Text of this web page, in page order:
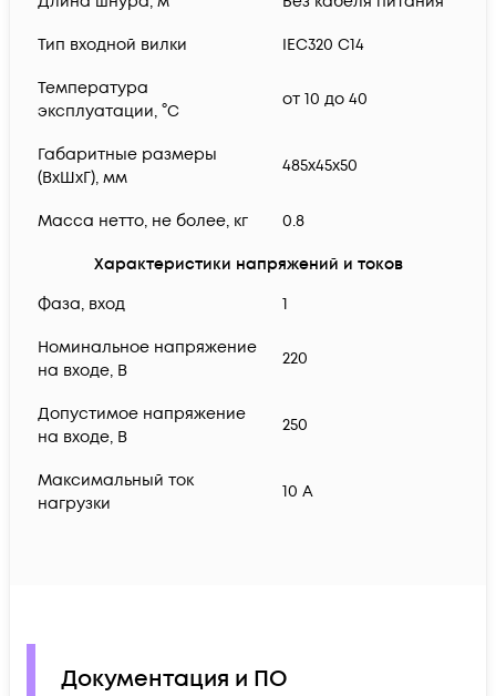
Тип входной вилки IEC320 C14
Температура
эксплуатации, °C
от 10 до 40
Габаритные размеры
(ВхШхГ), мм
485х45х50
Масса нетто, не более, кг 0.8
Характеристики напряжений и токов
Фаза, вход
1
Номинальное напряжение
на входе, В
220
Допустимое напряжение
на входе, В
250
Максимальный ток
нагрузки
10 A
Документация и ПО